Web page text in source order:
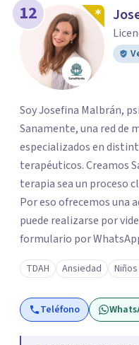
12
Soy Josefina Malbrán,
Sanamente, una red de
especializados en
terapéuticos. Creamos Sanamente para que comenzar
terapia sea un proceso
Por eso ofrecemos una
puede realizarse por
formulario por WhatsApp. La admisión es un
espacio de orientación
motivo de consulta y
adecuado según tu
y posibilidades
TDAH Ansiedad
Teléfono